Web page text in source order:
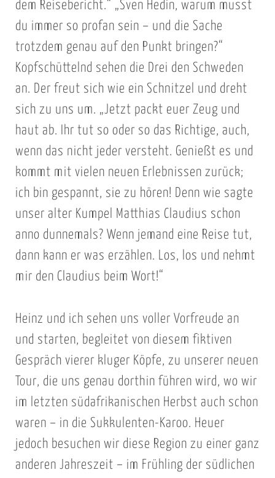
dem Reisebericht.“ „Sven Hedin, warum musst
du immer so profan sein – und die Sache
trotzdem genau auf den Punkt bringen?“
Kopfschüttelnd sehen die Drei den Schweden
an. Der freut sich wie ein Schnitzel und dreht
sich zu uns um. „Jetzt packt euer Zeug und
haut ab. Ihr tut so oder so das Richtige, auch,
wenn das nicht jeder versteht. Genießt es und
kommt mit vielen neuen Erlebnissen zurück;
ich bin gespannt, sie zu hören! Denn wie sagte
unser alter Kumpel Matthias Claudius schon
anno dunnemals? Wenn jemand eine Reise tut,
dann kann er was erzählen. Los, los und nehmt
mir den Claudius beim Wort!“
Heinz und ich sehen uns voller Vorfreude an
und starten, begleitet von diesem fiktiven
Gespräch vierer kluger Köpfe, zu unserer neuen
Tour, die uns genau dorthin führen wird, wo wir
im letzten südafrikanischen Herbst auch schon
waren – in die Sukkulenten-Karoo. Heuer
jedoch besuchen wir diese Region zu einer ganz
anderen Jahreszeit – im Frühling der südlichen